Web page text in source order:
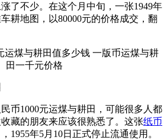
了不少。在这个月中旬，一张1949年
耕地图，以80000元的价格成交，翻
1000元运煤与耕田，可能很多人都
藏的朋友来应该很熟悉了。这张纸币
1955年5月10日正式停止流通使用。